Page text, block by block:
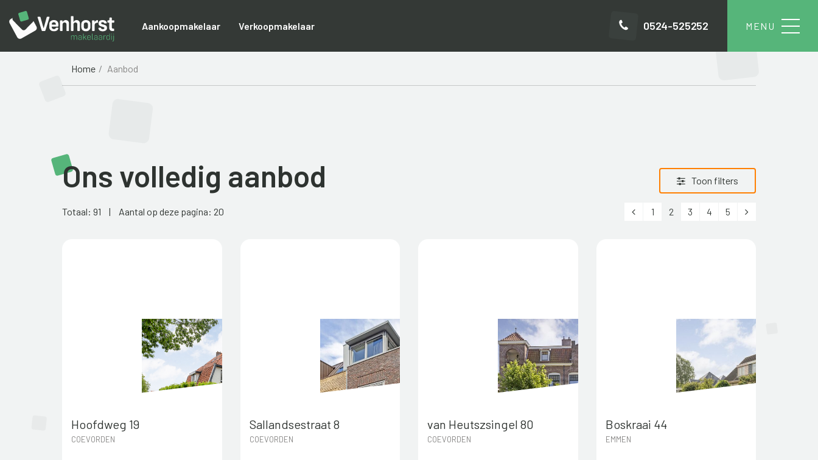
0524-525252
Aankoopmakelaar Verkoopmakelaar
Home Aanbod
Ons volledig aanbod Toon filters
Totaal: 91 | Aantal op deze pagina: 20 Vorige
1 2 3 4 5 Volgende
Hoofdweg 19
COEVORDEN
Sallandsestraat 8
COEVORDEN
van Heutszsingel 80
COEVORDEN
Boskraai 44
EMMEN